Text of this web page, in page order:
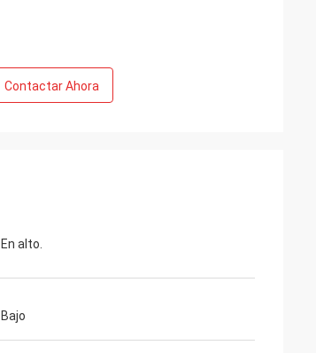
Contactar Ahora
En alto.
Bajo